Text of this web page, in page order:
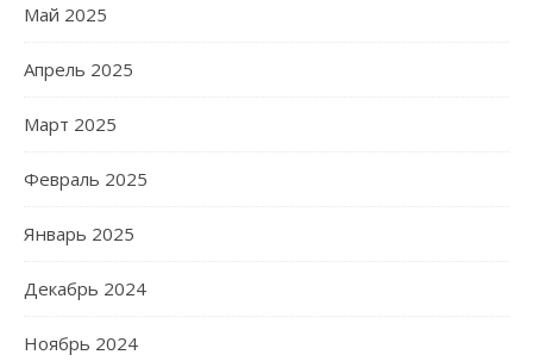
Май 2025
Апрель 2025
Март 2025
Февраль 2025
Январь 2025
Декабрь 2024
Ноябрь 2024